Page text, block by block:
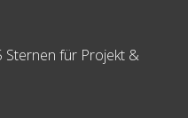
Sternen für Projekt &